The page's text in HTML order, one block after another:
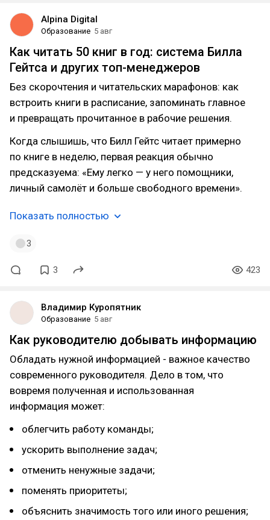
Alpina Digital
Образование 5 авг
Как читать 50 книг в год: система Билла
Гейтса и других топ-менеджеров
Без скорочтения и читательских марафонов: как
встроить книги в расписание, запоминать главное
и превращать прочитанное в рабочие решения.
Когда слышишь, что Билл Гейтс читает примерно
по книге в неделю, первая реакция обычно
предсказуема: «Ему легко — у него помощники,
личный самолёт и больше свободного времени».
Показать полностью
3
3 423
Владимир Куропятник
Образование 5 авг
Как руководителю добывать информацию
Обладать нужной информацией - важное качество
современного руководителя. Дело в том, что
вовремя полученная и использованная
информация может:
облегчить работу команды;
ускорить выполнение задач;
отменить ненужные задачи;
поменять приоритеты;
объяснить значимость того или иного решения;